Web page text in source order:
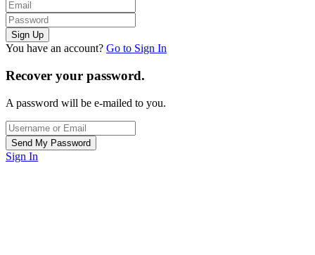
You have an account? Go to Sign In
Recover your password.
A password will be e-mailed to you.
Sign In